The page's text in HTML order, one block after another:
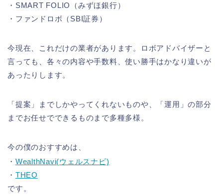
・SMART FOLIO（みずほ銀行）
・ファンドロボ（SBI証券）
今現在、これだけの業者があります。ロボアドバイザーと
言っても、各々の内容や手数料、使い勝手はかなり違いが
あったりします。
「提案」までしかやってくれないものや、「運用」の部分
までお任せでできるものまで多種多様。
今の僕のおすすめは、
・ WealthNavi(ウェルスナビ)
・ THEO
です。